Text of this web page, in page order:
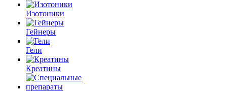
Изотоники
Гейнеры
Гели
Креатины